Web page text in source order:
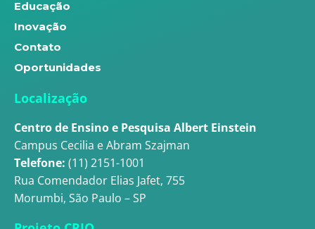
Educação
Inovação
Contato
Oportunidades
Localização
Centro de Ensino e Pesquisa Albert Einstein
Campus Cecilia e Abram Szajman
Telefone: (11) 2151-1001
Rua Comendador Elias Jafet, 755
Morumbi, São Paulo – SP